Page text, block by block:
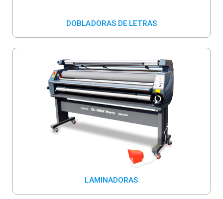
DOBLADORAS DE LETRAS
LAMINADORAS